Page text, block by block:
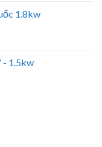
1.8kw
- 1.5kw